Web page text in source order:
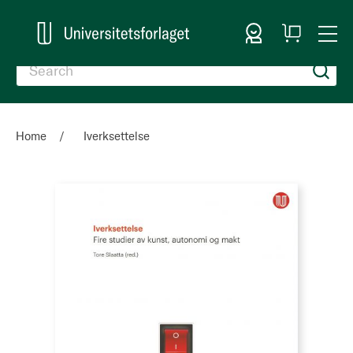
Sign In
My
Cart
Home Iverksettelse